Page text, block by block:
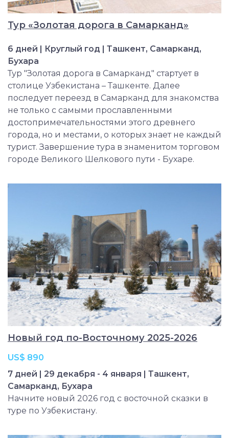
Тур «Золотая дорога в Самарканд»
6 дней | Круглый год | Ташкент, Самарканд,
Бухара
Тур "Золотая дорога в Самарканд" стартует в
столице Узбекистана – Ташкенте. Далее
последует переезд в Самарканд для знакомства
не только с самыми прославленными
достопримечательностями этого древнего
города, но и местами, о которых знает не каждый
турист. Завершение тура в знаменитом торговом
городе Великого Шелкового пути - Бухаре.
Новый год по-Восточному 2025-2026
US$ 890
7 дней | 29 декабря - 4 января | Ташкент,
Самарканд, Бухара
Начните новый 2026 год с восточной сказки в
туре по Узбекистану.